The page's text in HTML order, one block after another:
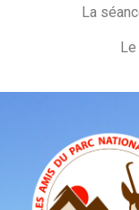
La